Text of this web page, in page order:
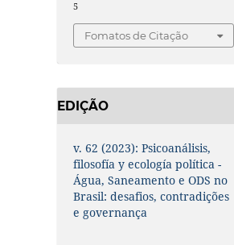
5
Fomatos de Citação
EDIÇÃO
v. 62 (2023): Psicoanálisis,
filosofía y ecología política -
Água, Saneamento e ODS no
Brasil: desafios, contradições
e governança